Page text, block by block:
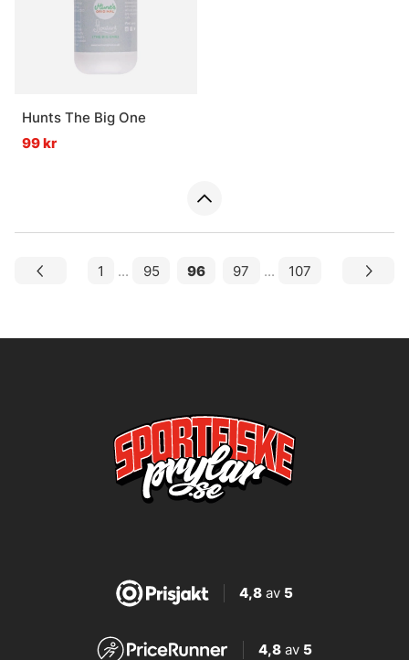
Hunts The Big One
99 kr
1 ... 95 96 97 ... 107
4,8av 5
4,8 av 5